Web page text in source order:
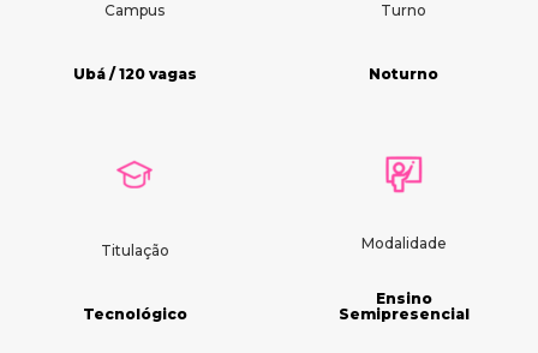
Campus
Ubá / 120 vagas
Turno
Noturno
Titulação
Tecnológico
Modalidade
Ensino
Semipresencial